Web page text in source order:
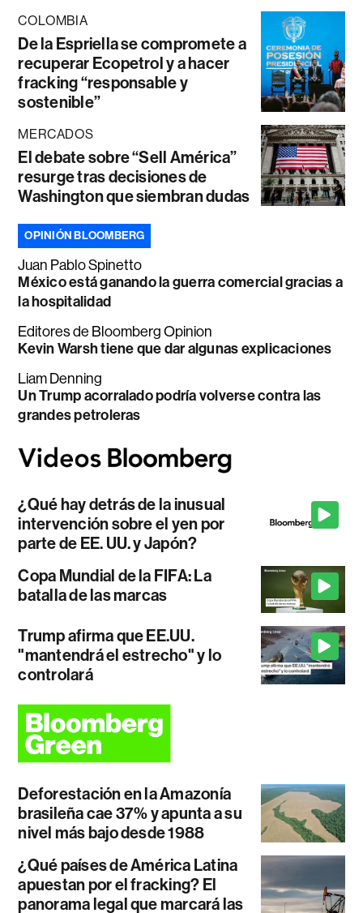
COLOMBIA
De la Espriella se compromete a
recuperar Ecopetrol y a hacer
fracking “responsable y
sostenible”
MERCADOS
El debate sobre “Sell América”
resurge tras decisiones de
Washington que siembran dudas
OPINIÓN BLOOMBERG
Juan Pablo Spinetto
México está ganando la guerra comercial gracias a
la hospitalidad
Editores de Bloomberg Opinion
Kevin Warsh tiene que dar algunas explicaciones
Liam Denning
Un Trump acorralado podría volverse contra las
grandes petroleras
¿Qué hay detrás de la inusual
intervención sobre el yen por
parte de EE. UU. y Japón?
Copa Mundial de la FIFA: La
batalla de las marcas
Trump afirma que EE.UU.
"mantendrá el estrecho" y lo
controlará
Deforestación en la Amazonía
brasileña cae 37% y apunta a su
nivel más bajo desde 1988
¿Qué países de América Latina
apuestan por el fracking? El
panorama legal que marcará las